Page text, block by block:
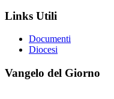
Links Utili
Documenti
Diocesi
Vangelo del Giorno